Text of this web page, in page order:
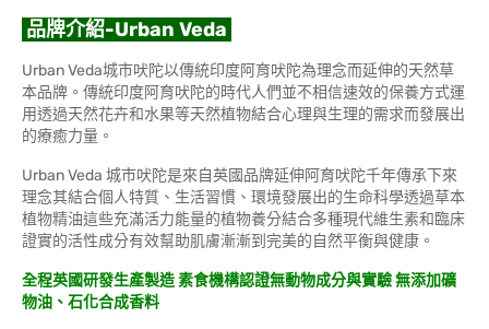
品牌介紹-Urban Veda
Urban Veda城市吠陀以傳統印度阿育吠陀為理念而延伸的天然草
本品牌。傳統印度阿育吠陀的時代人們並不相信速效的保養方式運
用透過天然花卉和水果等天然植物結合心理與生理的需求而發展出
的療癒力量。
Urban Veda 城市吠陀是來自英國品牌延伸阿育吠陀千年傳承下來
理念其結合個人特質、生活習慣、環境發展出的生命科學透過草本
植物精油這些充滿活力能量的植物養分結合多種現代維生素和臨床
證實的活性成分有效幫助肌膚漸漸到完美的自然平衡與健康。
全程英國研發生產製造 素食機構認證無動物成分與實驗 無添加礦
物油、石化合成香料